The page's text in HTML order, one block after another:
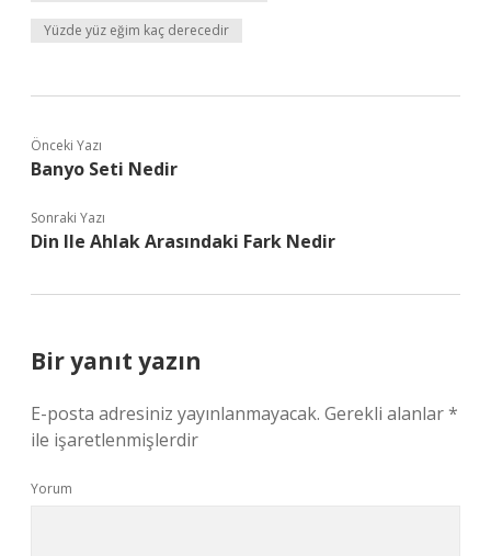
Yüzde yüz eğim kaç derecedir
Önceki Yazı
Banyo Seti Nedir
Sonraki Yazı
Din Ile Ahlak Arasındaki Fark Nedir
Bir yanıt yazın
E-posta adresiniz yayınlanmayacak. Gerekli alanlar*
ile işaretlenmişlerdir
Yorum